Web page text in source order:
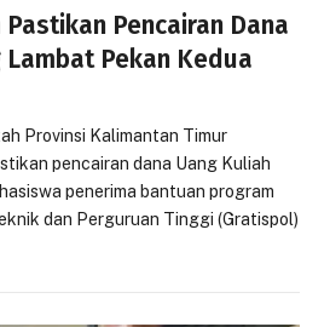
Pencairan Dana
Pekan Kedua
Provinsi Kalimantan Timur
pencairan dana Uang Kuliah
penerima bantuan program
dan Perguruan Tinggi (Gratispol)